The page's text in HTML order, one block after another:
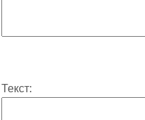
Текст: